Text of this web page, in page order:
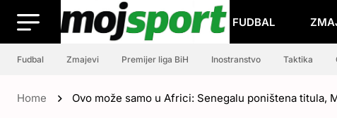
FUDBAL
Fudbal Zmajevi Premijer liga BiH Inostranstvo Taktika
Home Ovo može samo u Africi: Senegalu poništena titula,